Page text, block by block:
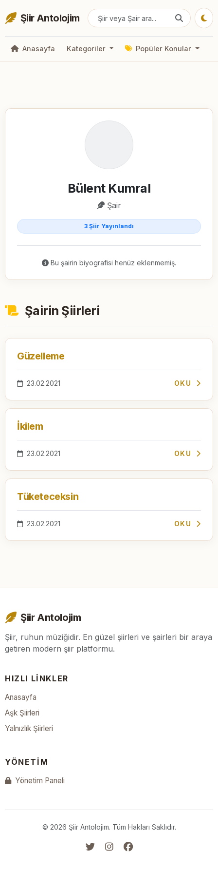
Şiir Antolojim
Anasayfa Kategoriler Popüler Konular
Bülent Kumral
Şair
3 Şiir Yayınlandı
Bu şairin biyografisi henüz eklenmemiş.
Şairin Şiirleri
Güzelleme
23.02.2021 OKU
İkilem
23.02.2021 OKU
Tüketeceksin
23.02.2021 OKU
Şiir Antolojim
Şiir, ruhun müziğidir. En güzel şiirleri ve şairleri bir araya
getiren modern şiir platformu.
HIZLI LINKLER
Anasayfa
Aşk Şiirleri
Yalnızlık Şiirleri
YÖNETIM
Yönetim Paneli
© 2026 Şiir Antolojim. Tüm Hakları Saklıdır.